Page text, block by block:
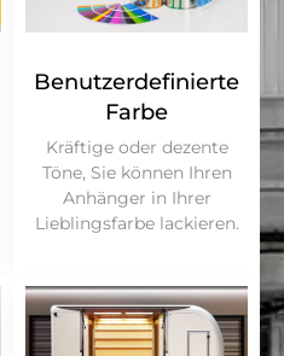
Benutzerdefinierte
Farbe
Kräftige oder dezente
Töne, Sie können Ihren
Anhänger in Ihrer
Lieblingsfarbe lackieren.